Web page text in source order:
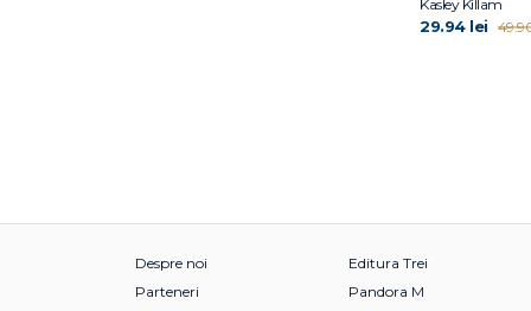
Peter Attia
Kasley Killam
29.94 lei
Despre noi
Parteneri
Editura Trei
Pandora M